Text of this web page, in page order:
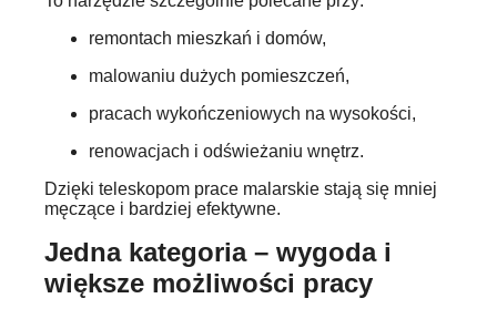
remontach mieszkań i domów,
malowaniu dużych pomieszczeń,
pracach wykończeniowych na wysokości,
renowacjach i odświeżaniu wnętrz.
Dzięki teleskopom prace malarskie stają się mniej
męczące i bardziej efektywne.
Jedna kategoria – wygoda i
większe możliwości pracy